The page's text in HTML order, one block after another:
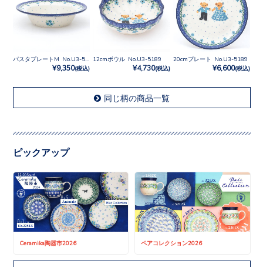
パスタプレートM No.U3-5189
¥9,350(税込)
12cmボウル No.U3-5189
¥4,730(税込)
20cmプレート No.U3-5189
¥6,600(税込)
同じ柄の商品一覧
ピックアップ
Ceramika陶器市2026 ペアコレクション2026